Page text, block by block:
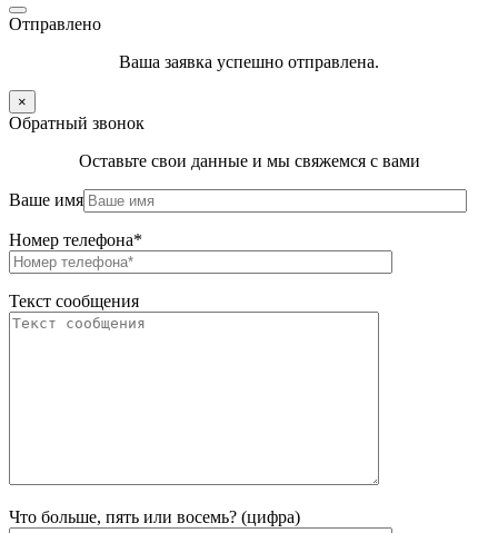
Отправлено
Ваша заявка успешно отправлена.
×
Обратный звонок
Оставьте свои данные и мы свяжемся с вами
Ваше имя
Номер телефона*
Текст сообщения
Что больше, пять или восемь? (цифра)